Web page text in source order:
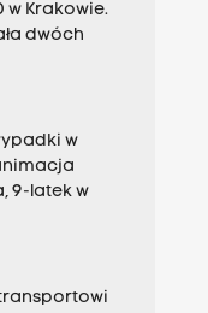
w Krakowie.
dwóch
w
9-latek w